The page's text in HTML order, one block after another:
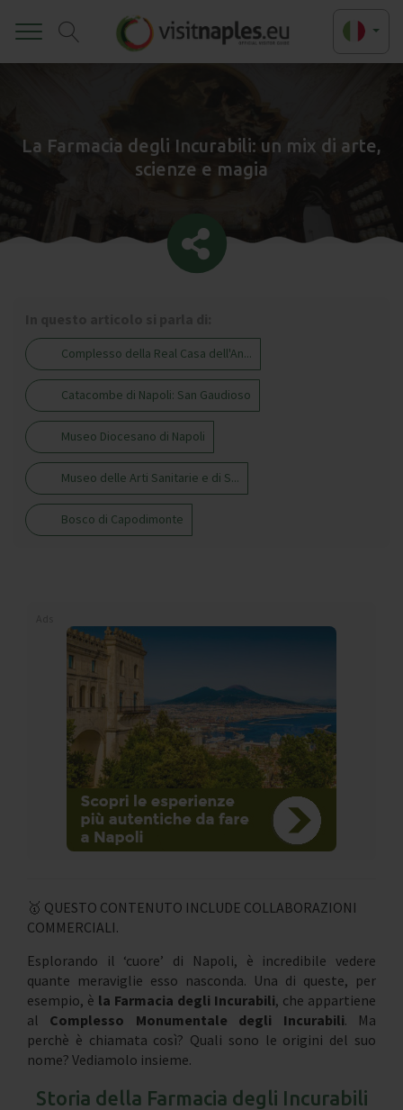
La Farmacia degli Incurabili: un mix di arte,
scienze e magia
Complesso della Real Casa dell'An...
Catacombe di Napoli: San Gaudioso
Museo Diocesano di Napoli
Museo delle Arti Sanitarie e di S...
Bosco di Capodimonte
🥇 QUESTO CONTENUTO INCLUDE COLLABORAZIONI
COMMERCIALI.
Esplorando il ‘cuore’ di Napoli, è incredibile vedere
quante meraviglie esso nasconda. Una di queste, per
esempio, è la Farmacia degli Incurabili, che appartiene
al Complesso Monumentale degli Incurabili. Ma
perchè è chiamata così? Quali sono le origini del suo
nome? Vediamolo insieme.
Storia della Farmacia degli Incurabili